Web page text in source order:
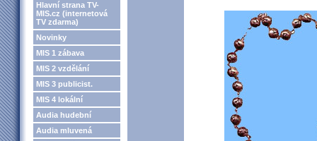
Hlavní strana TV-
MIS.cz (internetová
TV zdarma)
Novinky
MIS 1 zábava
MIS 2 vzdělání
MIS 3 publicist.
MIS 4 lokální
Audia hudební
Audia mluvená